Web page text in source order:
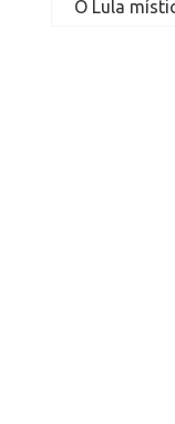
O Lula